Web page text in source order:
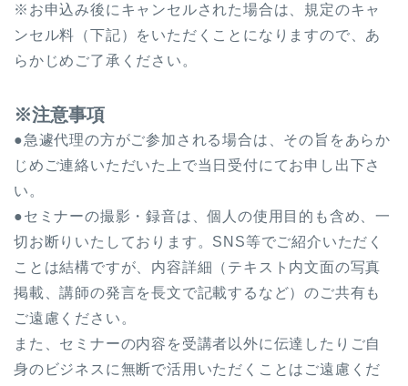
※お申込み後にキャンセルされた場合は、規定のキャ
ンセル料（下記）をいただくことになりますので、あ
らかじめご了承ください。
※注意事項
●急遽代理の方がご参加される場合は、その旨をあらか
じめご連絡いただいた上で当日受付にてお申し出下さ
い。
●セミナーの撮影・録音は、個人の使用目的も含め、一
切お断りいたしております。SNS等でご紹介いただく
ことは結構ですが、内容詳細（テキスト内文面の写真
掲載、講師の発言を長文で記載するなど）のご共有も
ご遠慮ください。
また、セミナーの内容を受講者以外に伝達したりご自
身のビジネスに無断で活用いただくことはご遠慮くだ